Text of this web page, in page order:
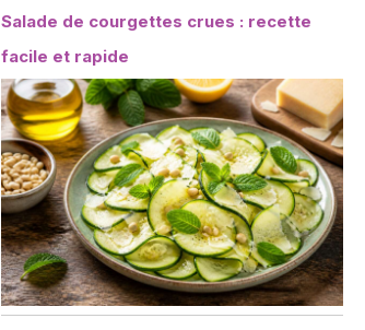
Salade de courgettes crues : recette
facile et rapide